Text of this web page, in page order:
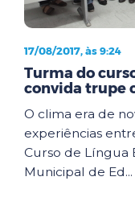
17/08/2017, às 9:24
Turma do
convida trupe
O clima era de
experiências
Curso de Língua
Municipal de Ed...